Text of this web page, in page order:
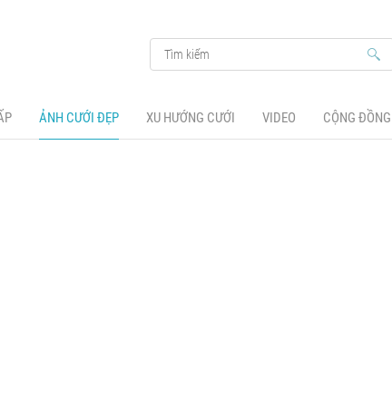
ẢNH CƯỚI ĐẸP XU HƯỚNG CƯỚI VIDEO CỘNG ĐỒNG